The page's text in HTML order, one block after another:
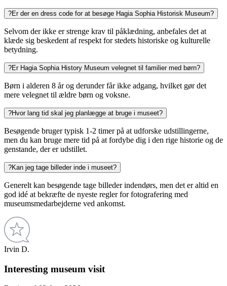
?Er der en dress code for at besøge Hagia Sophia Historisk Museum?
Selvom der ikke er strenge krav til påklædning, anbefales det at
klæde sig beskedent af respekt for stedets historiske og kulturelle
betydning.
?Er Hagia Sophia History Museum velegnet til familier med børn?
Børn i alderen 8 år og derunder får ikke adgang, hvilket gør det
mere velegnet til ældre børn og voksne.
?Hvor lang tid skal jeg planlægge at bruge i museet?
Besøgende bruger typisk 1-2 timer på at udforske udstillingerne,
men du kan bruge mere tid på at fordybe dig i den rige historie og de
genstande, der er udstillet.
?Kan jeg tage billeder inde i museet?
Generelt kan besøgende tage billeder indendørs, men det er altid en
god idé at bekræfte de nyeste regler for fotografering med
museumsmedarbejderne ved ankomst.
Irvin D.
Interesting museum visit